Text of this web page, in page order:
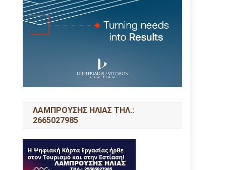
ΛΑΜΠΡΟΥΣΗΣ ΗΛΙΑΣ ΤΗΛ.:
2665027985